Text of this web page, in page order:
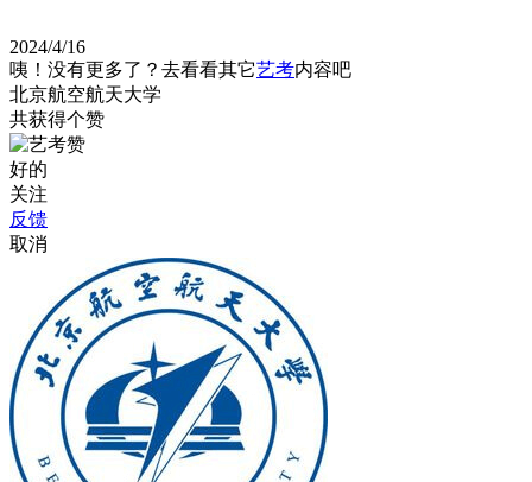
2024/4/16
咦！没有更多了？去看看其它艺考内容吧
北京航空航天大学
共获得个赞
好的
关注
反馈
取消